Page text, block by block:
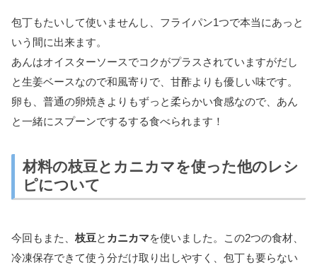
包丁もたいして使いませんし、フライパン1つで本当にあっと
いう間に出来ます。
あんはオイスターソースでコクがプラスされていますがだし
と生姜ベースなので和風寄りで、甘酢よりも優しい味です。
卵も、普通の卵焼きよりもずっと柔らかい食感なので、あん
と一緒にスプーンでするする食べられます！
材料の枝豆とカニカマを使った他のレシ
ピについて
今回もまた、 枝豆と カニカマを使いました。この2つの食材、
冷凍保存できて使う分だけ取り出しやすく、包丁も要らない